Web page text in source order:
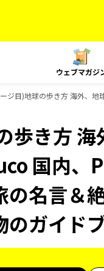
ウェブマガジ
ジ目)地球の歩き方 海外、地
歩き方
国内
名言＆
のガイド